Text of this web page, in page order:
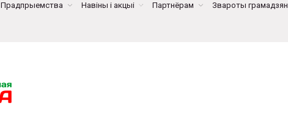
Прадпрыемства Навіны і акцыі Партнёрам Звароты грамадзян